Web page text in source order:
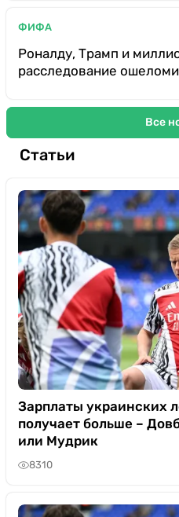
ФИФА
Роналду, Трамп и
расследование
Все
Статьи
Зарплаты украинских
получает больше –
или Мудрик
8310